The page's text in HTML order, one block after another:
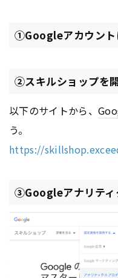
①Googleアカウント
②スキルショップを
以下のサイトから、
う。
https://
③Googleアナリティ